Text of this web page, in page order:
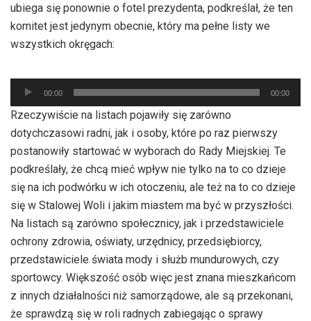
ubiega się ponownie o fotel prezydenta, podkreślał, że ten
komitet jest jedynym obecnie, który ma pełne listy we
wszystkich okręgach:
plików
dźwiękowych
00:00 00:00
Rzeczywiście na listach pojawiły się zarówno
dotychczasowi radni, jak i osoby, które po raz pierwszy
postanowiły startować w wyborach do Rady Miejskiej. Te
podkreślały, że chcą mieć wpływ nie tylko na to co dzieje
się na ich podwórku w ich otoczeniu, ale też na to co dzieje
się w Stalowej Woli i jakim miastem ma być w przyszłości.
Na listach są zarówno społecznicy, jak i przedstawiciele
ochrony zdrowia, oświaty, urzędnicy, przedsiębiorcy,
przedstawiciele świata mody i służb mundurowych, czy
sportowcy. Większość osób więc jest znana mieszkańcom
z innych działalności niż samorządowe, ale są przekonani,
że sprawdzą się w roli radnych zabiegając o sprawy